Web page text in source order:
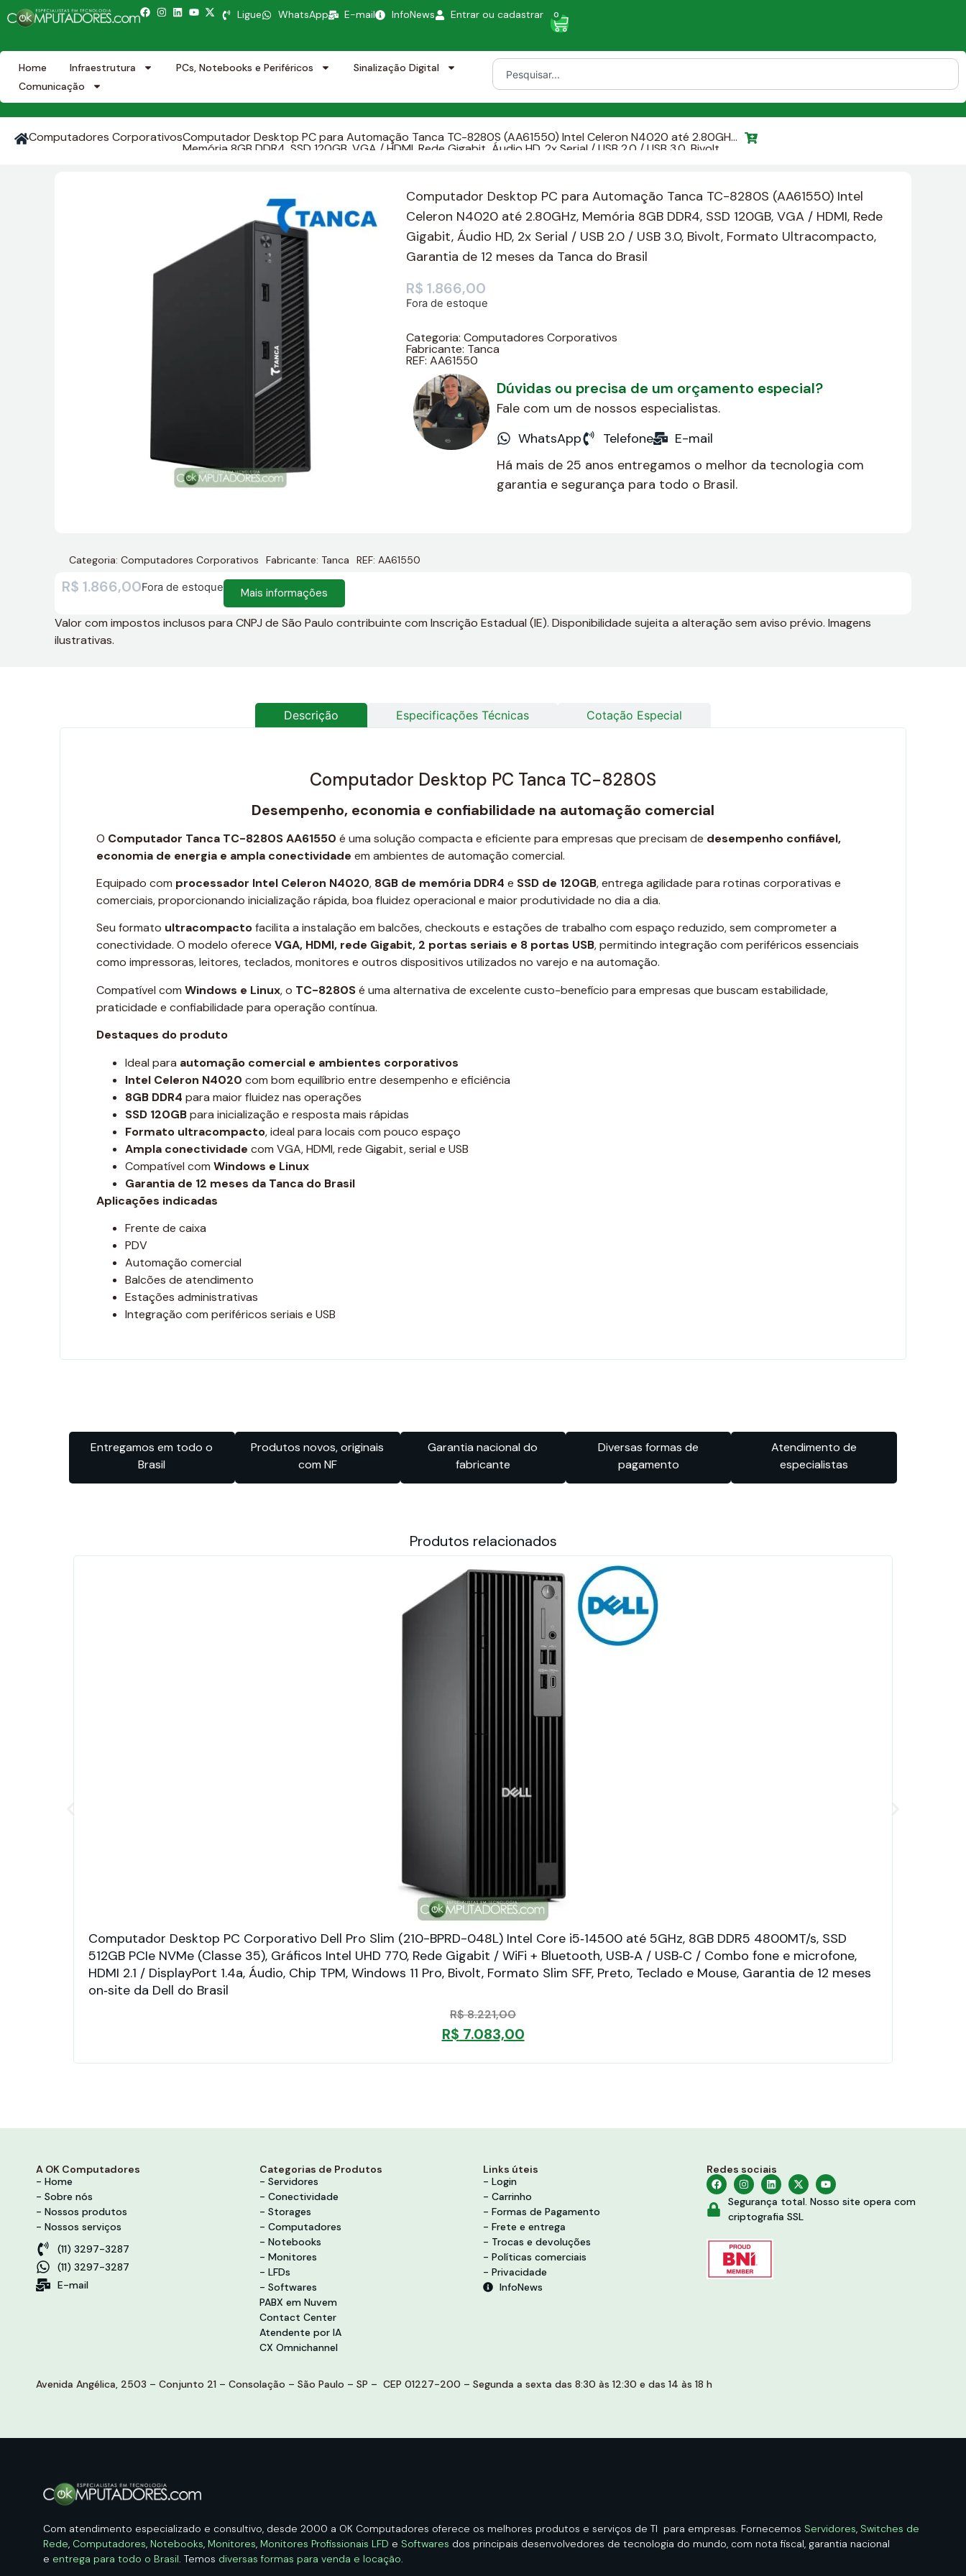
Ligue WhatsApp E-mail InfoNews Entrar ou cadastrar 0
Home Infraestrutura PCs, Notebooks e Periféricos
Sinalização Digital
Comunicação
Computadores CorporativosComputador Desktop PC para Automação Tanca TC-8280S (AA61550) Intel Celeron N4020 até 2.80GHz,
Memória 8GB DDR4, SSD 120GB, VGA / HDMI, Rede Gigabit, Áudio HD, 2x Serial / USB 2.0 / USB 3.0, Bivolt,
Computador Desktop PC para Automação Tanca TC-8280S (AA61550) Intel
Celeron N4020 até 2.80GHz, Memória 8GB DDR4, SSD 120GB, VGA / HDMI, Rede
Gigabit, Áudio HD, 2x Serial / USB 2.0 / USB 3.0, Bivolt, Formato Ultracompacto,
Garantia de 12 meses da Tanca do Brasil
R$ 1.866,00
Fora de estoque
Categoria: Computadores Corporativos
Fabricante: Tanca
REF: AA61550
Dúvidas ou precisa de um orçamento especial?
Fale com um de nossos especialistas.
WhatsApp
Telefone
E-mail
Há mais de 25 anos entregamos o melhor da tecnologia com
garantia e segurança para todo o Brasil.
Categoria:Computadores Corporativos Fabricante: Tanca REF: AA61550
R$ 1.866,00Fora de estoque Mais informações
Valor com impostos inclusos para CNPJ de São Paulo contribuinte com Inscrição Estadual (IE). Disponibilidade sujeita a alteração sem aviso prévio. Imagens
ilustrativas.
Descrição Especificações Técnicas Cotação Especial
Computador Desktop PC Tanca TC-8280S
Desempenho, economia e confiabilidade na automação comercial
O Computador Tanca TC-8280S AA61550 é uma solução compacta e eficiente para empresas que precisam de desempenho confiável,
economia de energia e ampla conectividade em ambientes de automação comercial.
Equipado com processador Intel Celeron N4020, 8GB de memória DDR4 e SSD de 120GB, entrega agilidade para rotinas corporativas e
comerciais, proporcionando inicialização rápida, boa fluidez operacional e maior produtividade no dia a dia.
Seu formato ultracompactofacilita a instalação em balcões, checkouts e estações de trabalho com espaço reduzido, sem comprometer a
conectividade. O modelo ofereceVGA, HDMI, rede Gigabit, 2 portas seriais e 8 portas USB, permitindo integração com periféricos essenciais
como impressoras, leitores, teclados, monitores e outros dispositivos utilizados no varejo e na automação.
Compatível comWindows e Linux, o TC-8280Sé uma alternativa de excelente custo-benefício para empresas que buscam estabilidade,
praticidade e confiabilidade para operação contínua.
Destaques do produto
Ideal para automação comercial e ambientes corporativos
Intel Celeron N4020 com bom equilíbrio entre desempenho e eficiência
8GB DDR4 para maior fluidez nas operações
SSD 120GBpara inicialização e resposta mais rápidas
Formato ultracompacto, ideal para locais com pouco espaço
Ampla conectividade com VGA, HDMI, rede Gigabit, serial e USB
Compatível comWindows e Linux
Garantia de 12 meses da Tanca do Brasil
Aplicações indicadas
Frente de caixa
PDV
Automação comercial
Balcões de atendimento
Estações administrativas
Integração com periféricos seriais e USB
Entregamos em todo o
Brasil
Produtos novos, originais
com NF
Garantia nacional do
fabricante
Diversas formas de
pagamento
Atendimento de
especialistas
Produtos relacionados
Computador Desktop PC Corporativo Dell Pro Slim (210-BPRD-048L) Intel Core i5‑14500 até 5GHz, 8GB DDR5 4800MT/s, SSD
512GB PCIe NVMe (Classe 35), Gráficos Intel UHD 770, Rede Gigabit / WiFi + Bluetooth, USB‑A / USB‑C / Combo fone e microfone,
HDMI 2.1 / DisplayPort 1.4a, Áudio, Chip TPM, Windows 11 Pro, Bivolt, Formato Slim SFF, Preto, Teclado e Mouse, Garantia de 12 meses
on‑site da Dell do Brasil
R$8.221,00
R$ 7.083,00
A OK Computadores
- Home
- Sobre nós
- Nossos produtos
- Nossos serviços
(11) 3297-3287
(11) 3297-3287
E-mail
Categorias de Produtos
- Servidores
- Conectividade
- Storages
- Computadores
- Notebooks
- Monitores
- LFDs
- Softwares
PABX em Nuvem
Contact Center
Atendente por IA
CX Omnichannel
Links úteis
- Login
- Carrinho
- Formas de Pagamento
- Frete e entrega
- Trocas e devoluções
- Políticas comerciais
- Privacidade
InfoNews
Redes sociais
Segurança total. Nosso site opera com
criptografia SSL
Avenida Angélica, 2503 – Conjunto 21 – Consolação – São Paulo – SP – CEP 01227-200 – Segunda a sexta das 8:30 às 12:30 e das 14 às 18 h
Com atendimento especializado e consultivo, desde 2000 a OK Computadores oferece os melhores produtos e serviços de TI para empresas. Fornecemos Servidores, Switches de
Rede, Computadores, Notebooks, Monitores, Monitores Profissionais LFD e Softwares dos principais desenvolvedores de tecnologia do mundo, com nota fiscal, garantia nacional
e entrega para todo o Brasil. Temos diversas formas para venda e locação.